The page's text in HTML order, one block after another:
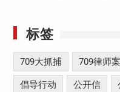
标签
709大抓捕 709律师案
倡导行动 公开信